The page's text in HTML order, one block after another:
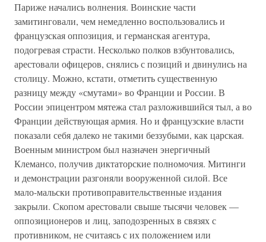
Париже начались волнения. Воинские части
замитинговали, чем немедленно воспользовались и
французская оппозиция, и германская агентура,
подогревая страсти. Несколько полков взбунтовались,
арестовали офицеров, снялись с позиций и двинулись на
столицу. Можно, кстати, отметить существенную
разницу между «смутами» во Франции и России. В
России эпицентром мятежа стал разложившийся тыл, а во
Франции действующая армия. Но и французские власти
показали себя далеко не такими беззубыми, как царская.
Военным министром был назначен энергичный
Клемансо, получив диктаторские полномочия. Митинги
и демонстрации разгоняли вооруженной силой. Все
мало-мальски противоправительственные издания
закрыли. Скопом арестовали свыше тысячи человек —
оппозиционеров и лиц, заподозренных в связях с
противником, не считаясь с их положением или